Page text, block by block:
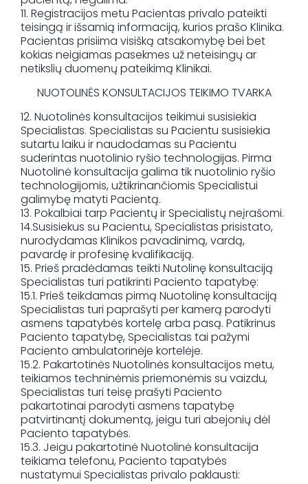
11. Registracijos metu Pacientas privalo pateikti
teisingą ir išsamią informaciją, kurios prašo Klinika.
Pacientas prisiima visišką atsakomybę bei bet
kokias neigiamas pasekmes už neteisingų ar
netikslių duomenų pateikimą Klinikai.
NUOTOLINĖS KONSULTACIJOS TEIKIMO TVARKA
12. Nuotolinės konsultacijos teikimui susisiekia
Specialistas. Specialistas su Pacientu susisiekia
sutartu laiku ir naudodamas su Pacientu
suderintas nuotolinio ryšio technologijas. Pirma
Nuotolinė konsultacija galima tik nuotolinio ryšio
technologijomis, užtikrinančiomis Specialistui
galimybę matyti Pacientą.
13. Pokalbiai tarp Pacientų ir Specialistų neįrašomi.
14.Susisiekus su Pacientu, Specialistas prisistato,
nurodydamas Klinikos pavadinimą, vardą,
pavardę ir profesinę kvalifikaciją.
15. Prieš pradėdamas teikti Nutolinę konsultaciją
Specialistas turi patikrinti Paciento tapatybę:
15.1. Prieš teikdamas pirmą Nuotolinę konsultaciją
Specialistas turi paprašyti per kamerą parodyti
asmens tapatybės kortelę arba pasą. Patikrinus
Paciento tapatybę, Specialistas tai pažymi
Paciento ambulatorinėje kortelėje.
15.2. Pakartotinės Nuotolinės konsultacijos metu,
teikiamos techninėmis priemonėmis su vaizdu,
Specialistas turi teisę prašyti Paciento
pakartotinai parodyti asmens tapatybę
patvirtinantį dokumentą, jeigu turi abejonių dėl
Paciento tapatybės.
15.3. Jeigu pakartotinė Nuotolinė konsultacija
teikiama telefonu, Paciento tapatybės
nustatymui Specialistas privalo paklausti: